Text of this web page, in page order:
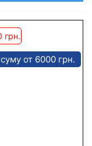
грн.
от 6000 грн.